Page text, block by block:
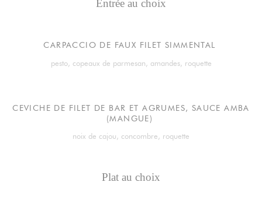
Entrée au choix
CARPACCIO DE FAUX FILET SIMMENTAL
pesto, copeaux de parmesan, amandes, roquette
CEVICHE DE FILET DE BAR ET AGRUMES, SAUCE AMBA
(MANGUE)
noix de cajou, concombre, roquette
Plat au choix